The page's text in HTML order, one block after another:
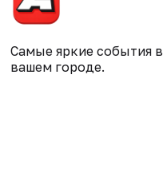
Самые яркие события в
вашем городе.